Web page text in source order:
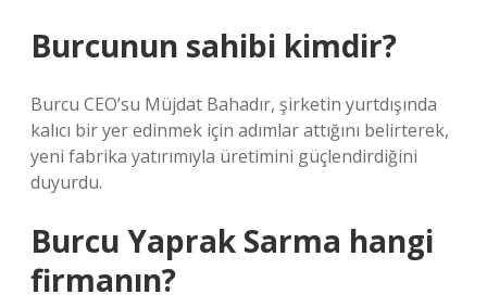
Burcunun sahibi kimdir?
Burcu CEO’su Müjdat Bahadır, şirketin yurtdışında
kalıcı bir yer edinmek için adımlar attığını belirterek,
yeni fabrika yatırımıyla üretimini güçlendirdiğini
duyurdu.
Burcu Yaprak Sarma hangi
firmanın?